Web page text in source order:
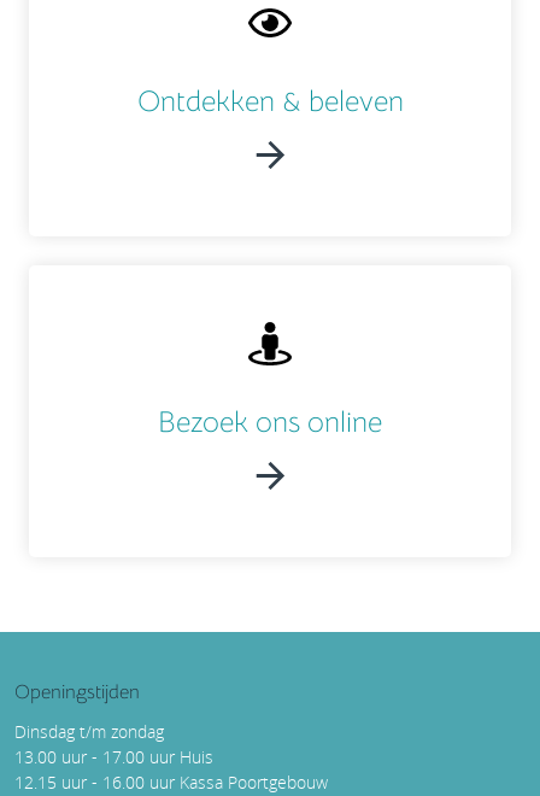
Ontdekken & beleven
Bezoek ons online
Openingstijden
Dinsdag t/m zondag
13.00 uur - 17.00 uur Huis
12.15 uur - 16.00 uur Kassa Poortgebouw